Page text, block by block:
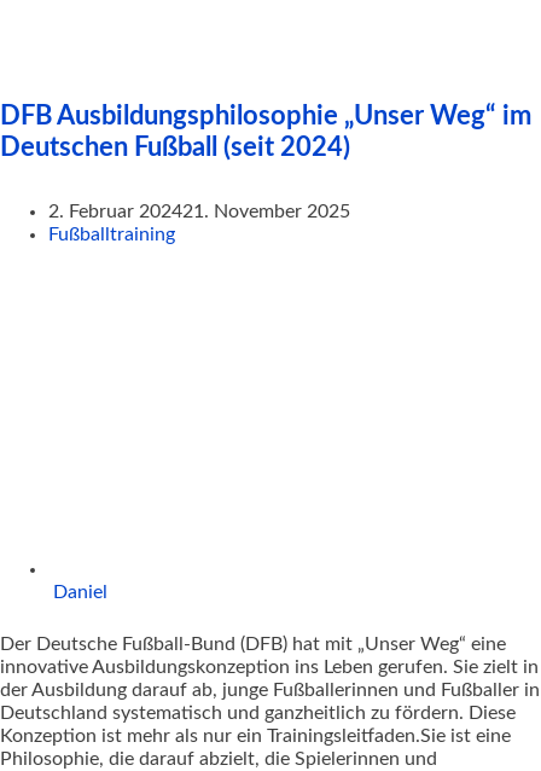
DFB Ausbildungsphilosophie „Unser Weg“ im
Deutschen Fußball (seit 2024)
2. Februar 202421. November 2025
Fußballtraining
Daniel
Der Deutsche Fußball-Bund (DFB) hat mit „Unser Weg“ eine
innovative Ausbildungskonzeption ins Leben gerufen. Sie zielt in
der Ausbildung darauf ab, junge Fußballerinnen und Fußballer in
Deutschland systematisch und ganzheitlich zu fördern. Diese
Konzeption ist mehr als nur ein Trainingsleitfaden.Sie ist eine
Philosophie, die darauf abzielt, die Spielerinnen und